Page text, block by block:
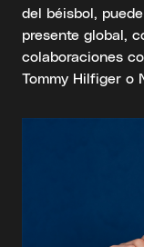
del béisbol,
presente global,
colaboraciones
Tommy Hilfiger o